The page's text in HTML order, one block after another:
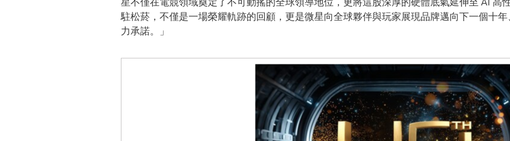
駐松菸，不僅是一場榮耀軌跡的回顧，更是微星向全球夥伴與玩家展現品牌邁向下一個十
力承諾。」